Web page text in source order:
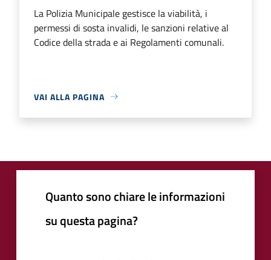
La Polizia Municipale gestisce la viabilità, i
permessi di sosta invalidi, le sanzioni relative al
Codice della strada e ai Regolamenti comunali.
VAI ALLA PAGINA
Quanto sono chiare le informazioni
su questa pagina?